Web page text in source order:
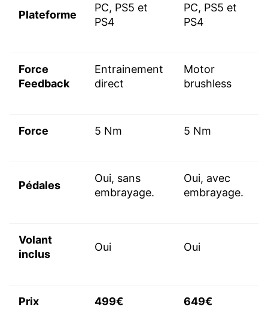
Plateforme
PC, PS5 et
PS4
PC, PS5 et
PS4
Force
Feedback
Entrainement
direct
Motor
brushless
Force 5 Nm 5 Nm
Pédales
Oui, sans
embrayage.
Oui, avec
embrayage.
Volant
inclus
Oui Oui
Prix 499€ 649€